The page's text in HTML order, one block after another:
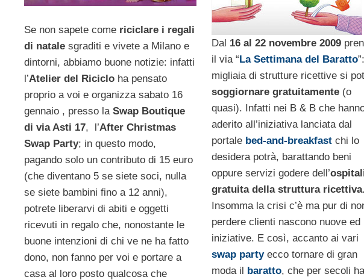
Se non sapete come riciclare i regali
di natale sgraditi e vivete a Milano e
dintorni, abbiamo buone notizie: infatti
l’Atelier del Riciclo ha pensato
proprio a voi e organizza sabato 16
gennaio , presso la Swap Boutique
di via Asti 17, l’After Christmas
Swap Party; in questo modo,
pagando solo un contributo di 15 euro
(che diventano 5 se siete soci, nulla
se siete bambini fino a 12 anni),
potrete liberarvi di abiti e oggetti
ricevuti in regalo che, nonostante le
buone intenzioni di chi ve ne ha fatto
dono, non fanno per voi e portare a
casa al loro posto qualcosa che
Dal 16 al 22 novembre 2009
il via “La Settimana del Baratto
migliaia di strutture ricettive si
soggiornare gratuitamente(o
quasi). Infatti nei B & B che
aderito all’iniziativa lanciata dal
portale bed-and-breakfastchi lo
desidera potrà, barattando beni
oppure servizi godere dell’
gratuita della struttura ricettiva.
Insomma la crisi c’è ma pur di
perdere clienti nascono nuove ed
iniziative. E così, accanto ai vari
swap partyecco tornare di gran
moda il baratto, che per secoli ha